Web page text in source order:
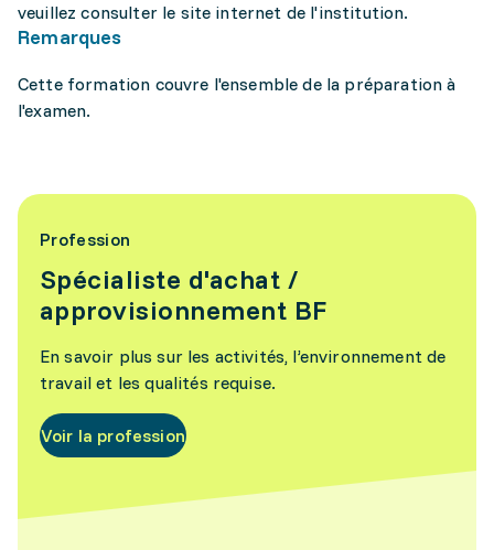
veuillez consulter le site internet de l'institution.
Remarques
Cette formation couvre l'ensemble de la préparation à
l'examen.
Profession
Spécialiste d'achat /
approvisionnement BF
En savoir plus sur les activités, l’environnement de
travail et les qualités requise.
Voir la profession